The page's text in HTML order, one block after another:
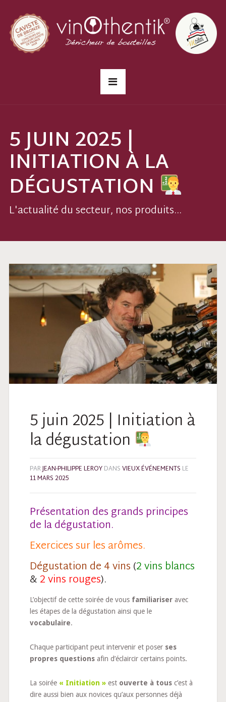
5 JUIN 2025 |
INITIATION À LA
DÉGUSTATION
L'actualité du secteur, nos produits...
5 juin 2025 | Initiation à
la dégustation
PARJEAN-PHILIPPE LEROYDANSVIEUX ÉVÉNEMENTS LE
11 MARS 2025
Présentation des grands principes
de la dégustation.
Exercices sur les arômes.
Dégustation de 4 vins(2 vins blancs
&2 vins rouges).
L’objectif de cette soirée de vous familiariser avec
les étapes de la dégustation ainsi que le
vocabulaire.
Chaque participant peut intervenir et poser ses
propres questions afin d’éclaircir certains points.
La soirée « Initiation » est ouverte à tous c’est à
dire aussi bien aux novices qu’aux personnes déjà